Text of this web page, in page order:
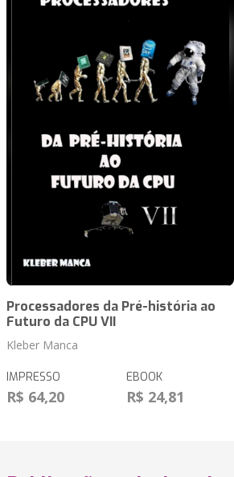
Processadores da Pré-história ao
Futuro da CPU VII
Kleber Manca
IMPRESSO
R$ 64,20
EBOOK
R$ 24,81